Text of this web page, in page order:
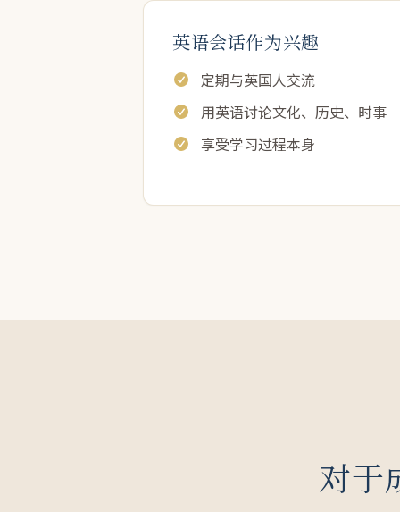
英语会话作为兴趣
定期与英国人交流
用英语讨论文化、历史、时事
享受学习过程本身
对于